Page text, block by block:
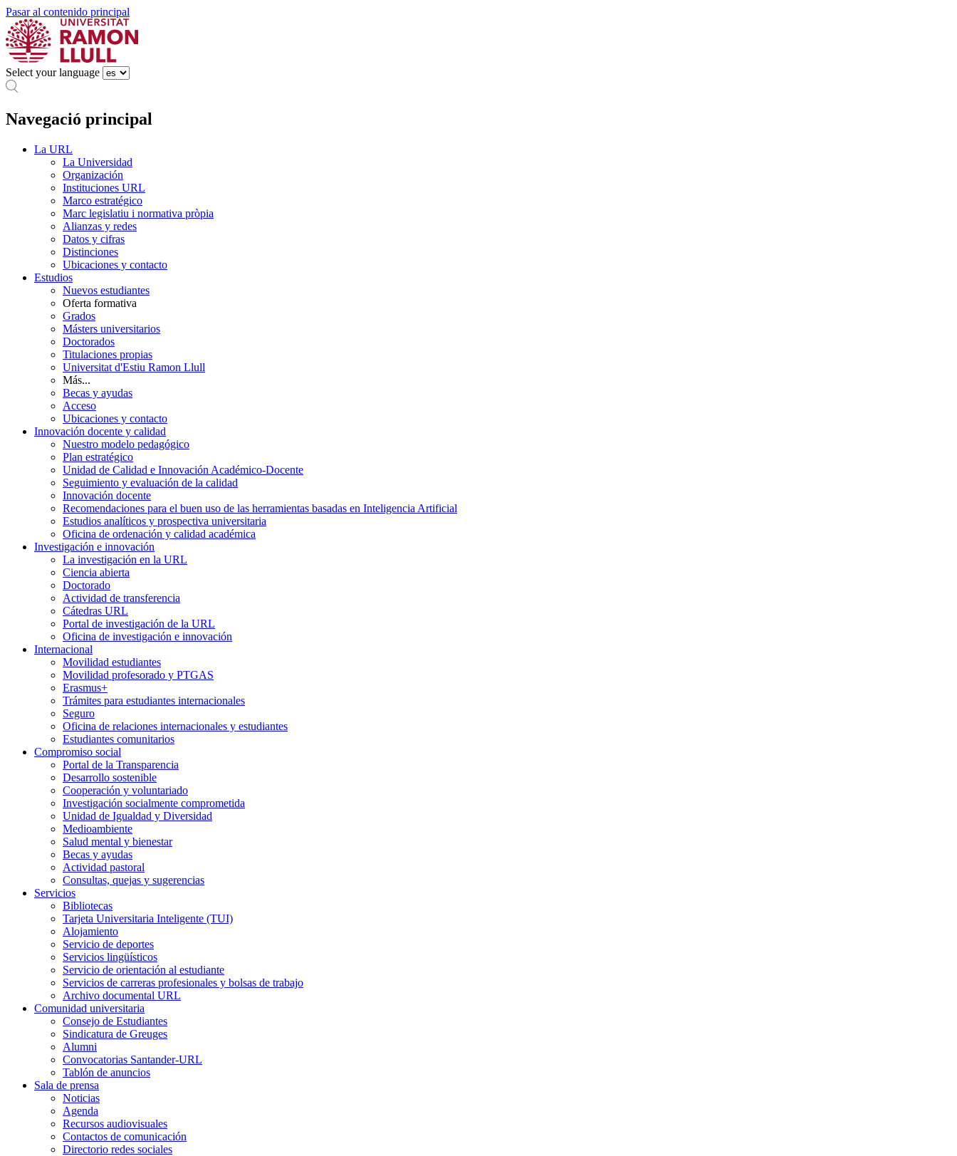
Pasar al contenido principal
Select your language
Navegació principal
La URL
La Universidad
Organización
Instituciones URL
Marco estratégico
Marc legislatiu i normativa pròpia
Alianzas y redes
Datos y cifras
Distinciones
Ubicaciones y contacto
Estudios
Nuevos estudiantes
Oferta formativa
Grados
Másters universitarios
Doctorados
Titulaciones propias
Universitat d'Estiu Ramon Llull
Más...
Becas y ayudas
Acceso
Ubicaciones y contacto
Innovación docente y calidad
Nuestro modelo pedagógico
Plan estratégico
Unidad de Calidad e Innovación Académico-Docente
Seguimiento y evaluación de la calidad
Innovación docente
Recomendaciones para el buen uso de las herramientas basadas en Inteligencia Artificial
Estudios analíticos y prospectiva universitaria
Oficina de ordenación y calidad académica
Investigación e innovación
La investigación en la URL
Ciencia abierta
Doctorado
Actividad de transferencia
Cátedras URL
Portal de investigación de la URL
Oficina de investigación e innovación
Internacional
Movilidad estudiantes
Movilidad profesorado y PTGAS
Erasmus+
Trámites para estudiantes internacionales
Seguro
Oficina de relaciones internacionales y estudiantes
Estudiantes comunitarios
Compromiso social
Portal de la Transparencia
Desarrollo sostenible
Cooperación y voluntariado
Investigación socialmente comprometida
Unidad de Igualdad y Diversidad
Medioambiente
Salud mental y bienestar
Becas y ayudas
Actividad pastoral
Consultas, quejas y sugerencias
Servicios
Bibliotecas
Tarjeta Universitaria Inteligente (TUI)
Alojamiento
Servicio de deportes
Servicios lingüísticos
Servicio de orientación al estudiante
Servicios de carreras profesionales y bolsas de trabajo
Archivo documental URL
Comunidad universitaria
Consejo de Estudiantes
Sindicatura de Greuges
Alumni
Convocatorias Santander-URL
Tablón de anuncios
Sala de prensa
Noticias
Agenda
Recursos audiovisuales
Contactos de comunicación
Directorio redes sociales